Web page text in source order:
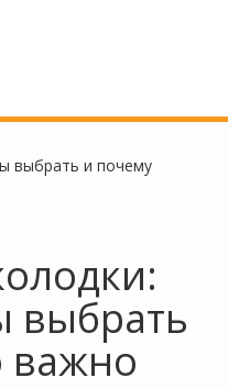
выбрать и почему
выбрать
важно